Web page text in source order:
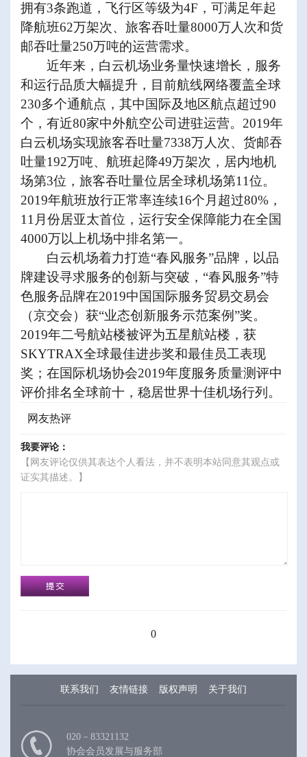
拥有3条跑道，飞行区等级为4F ，可满足年起
降航班62万架次、旅客吞吐量8000万人次和货
邮吞吐量250万吨的运营需求。
近年来，白云机场业务量快速增长，服务
和运行品质大幅提升，目前航线网络覆盖全球
230多个通航点，其中国际及地区航点超过90
个，有近80家中外航空公司进驻运营。 2019年
白云机场实现旅客吞吐量7338万人次、货邮吞
吐量192万吨、航班起降49万架次，居内地机
场第3位，旅客吞吐量位居全球机场第11位。
2019年航班放行正常率连续16个月超过80% ，
11 月份居亚太首位，运行安全保障能力在全国
4000万以上机场中排名第一。
白云机场着力打造“春风服务”品牌，以品
牌建设寻求服务的创新与突破，“春风服务”特
色服务品牌在2019中国国际服务贸易交易会
（京交会）获“业态创新服务示范案例”奖。
2019年二号航站楼被评为五星航站楼，获
SKYTRAX全球最佳进步奖和最佳员工表现
奖；在国际机场协会2019年度服务质量测评中
评价排名全球前十，稳居世界十佳机场行列。
网友热评
我要评论：
【网友评论仅供其表达个人看法，并不表明本站同意其观点或
证实其描述。】
0
联系我们 友情链接 版权声明 关于我们
020－83321132
协会会员发展与服务部